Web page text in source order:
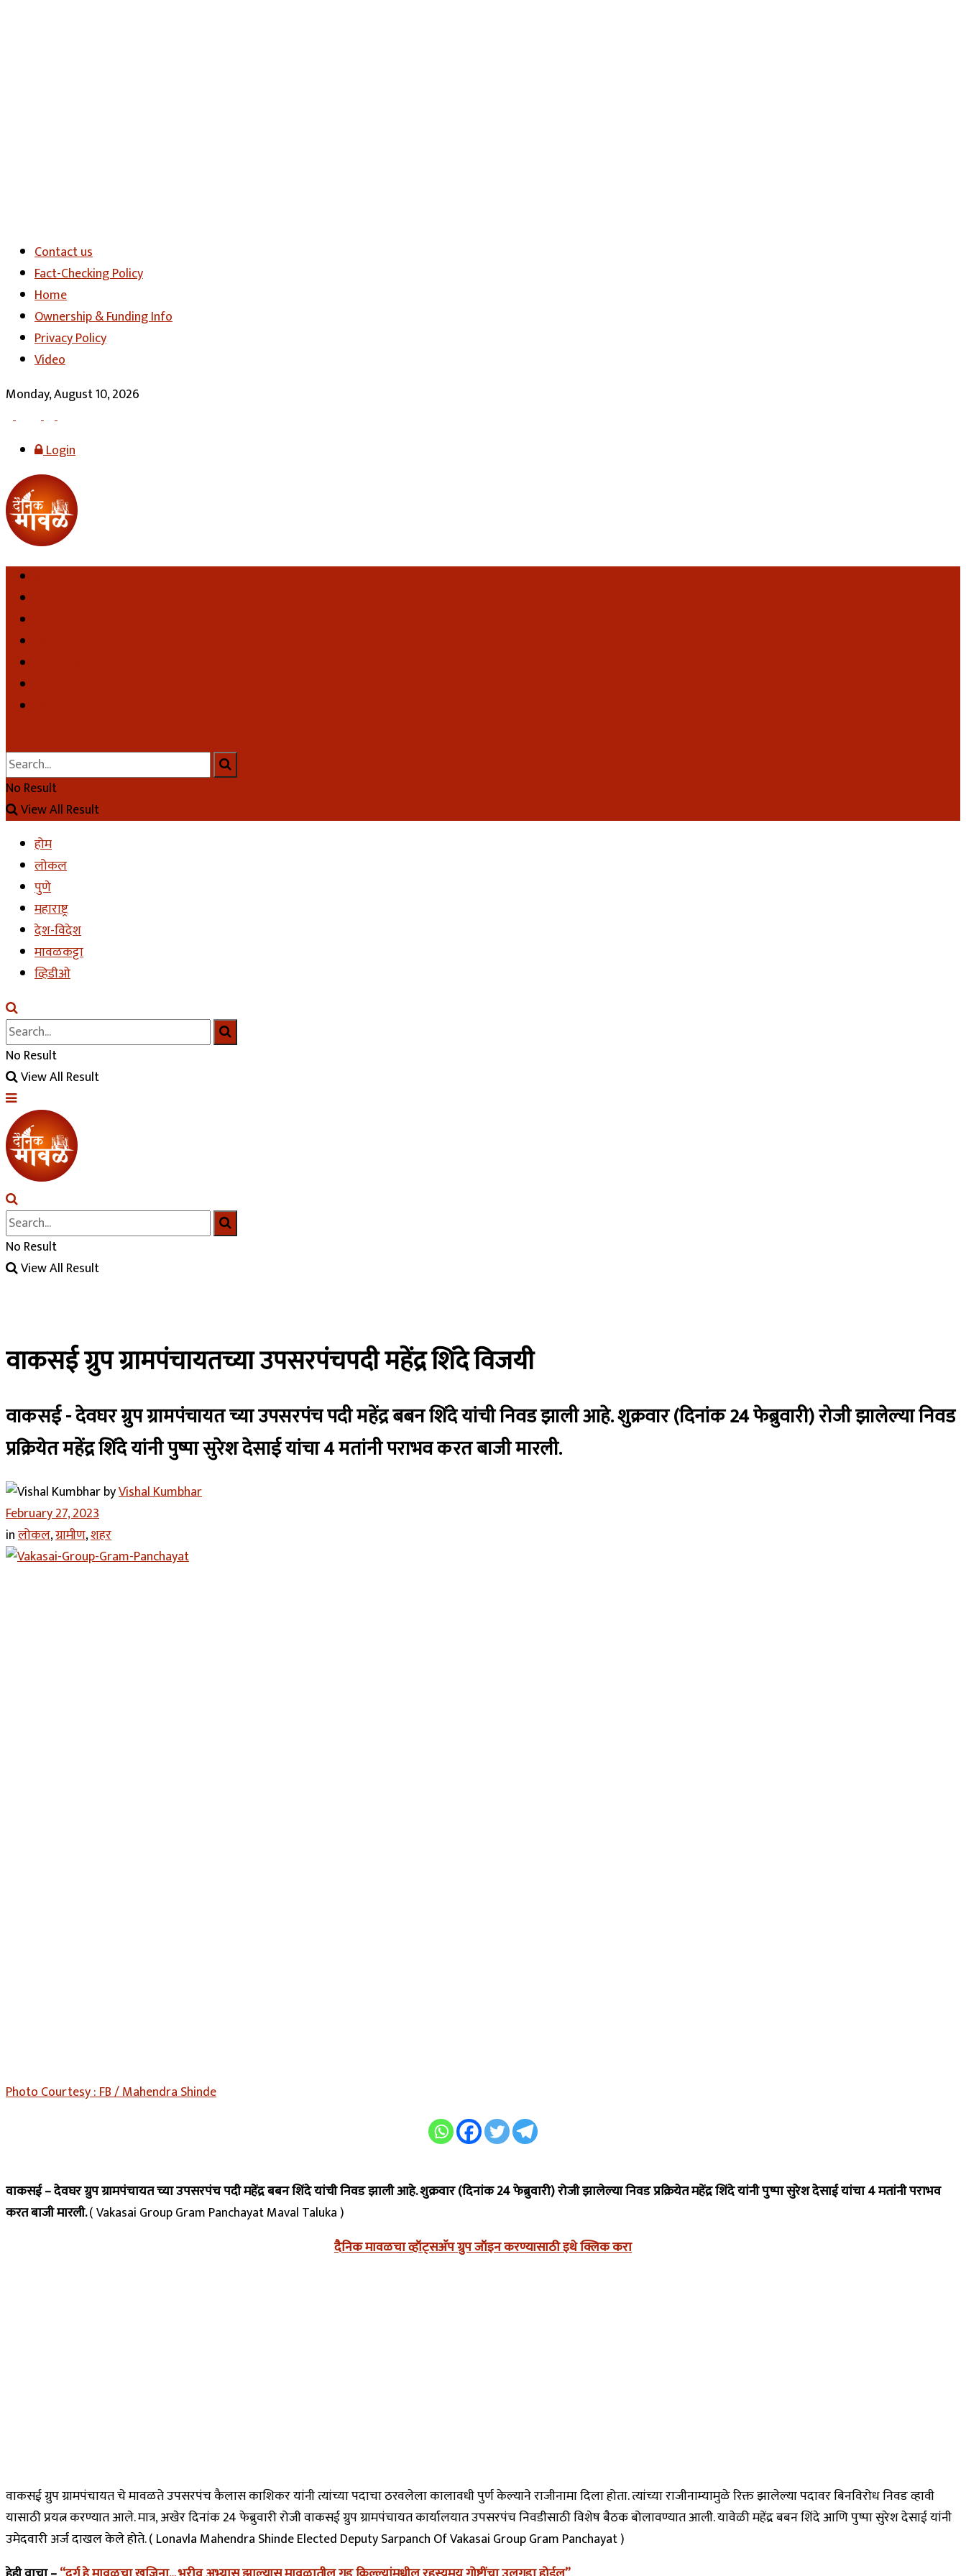
Contact us
Fact-Checking Policy
Home
Ownership & Funding Info
Privacy Policy
Video
Monday, August 10, 2026
Login
No Result
View All Result
होम
लोकल
पुणे
महाराष्ट्र
देश-विदेश
मावळकट्टा
व्हिडीओ
No Result
View All Result
No Result
View All Result
वाकसई ग्रुप ग्रामपंचायतच्या उपसरपंचपदी महेंद्र शिंदे विजयी
वाकसई - देवघर ग्रुप ग्रामपंचायत च्या उपसरपंच पदी महेंद्र बबन शिंदे यांची निवड झाली आहे. शुक्रवार (दिनांक 24 फेब्रुवारी) रोजी झालेल्या निवड
प्रक्रियेत महेंद्र शिंदे यांनी पुष्पा सुरेश देसाई यांचा 4 मतांनी पराभव करत बाजी मारली.
byVishal Kumbhar
February 27, 2023
inलोकल,ग्रामीण,शहर
Photo Courtesy : FB / Mahendra Shinde
वाकसई – देवघर ग्रुप ग्रामपंचायत च्या उपसरपंच पदी महेंद्र बबन शिंदे यांची निवड झाली आहे. शुक्रवार (दिनांक 24 फेब्रुवारी) रोजी झालेल्या निवड प्रक्रियेत महेंद्र शिंदे यांनी पुष्पा सुरेश देसाई यांचा 4 मतांनी पराभव
करत बाजी मारली.( Vakasai Group Gram Panchayat Maval Taluka )
दैनिक मावळचा व्हॉट्सअ‍ॅप ग्रुप जॉइन करण्यासाठी इथे क्लिक करा
वाकसई ग्रुप ग्रामपंचायत चे मावळते उपसरपंच कैलास काशिकर यांनी त्यांच्या पदाचा ठरवलेला कालावधी पुर्ण केल्याने राजीनामा दिला होता. त्यांच्या राजीनाम्यामुळे रिक्त झालेल्या पदावर बिनविरोध निवड व्हावी
यासाठी प्रयत्न करण्यात आले. मात्र, अखेर दिनांक 24 फेब्रुवारी रोजी वाकसई ग्रुप ग्रामपंचायत कार्यालयात उपसरपंच निवडीसाठी विशेष बैठक बोलावण्यात आली. यावेळी महेंद्र बबन शिंदे आणि पुष्पा सुरेश देसाई यांनी
उमेदवारी अर्ज दाखल केले होते. ( Lonavla Mahendra Shinde Elected Deputy Sarpanch Of Vakasai Group Gram Panchayat )